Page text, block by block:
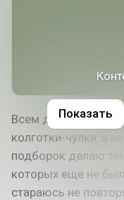
Всем доброго
колготки-чулки, в
подборок делаю
которых еще не
стараюсь не
Показать